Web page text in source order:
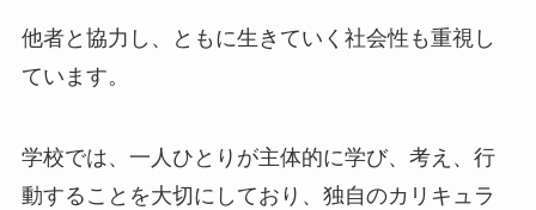
他者と協力し、ともに生きていく社会性も重視し
ています。
学校では、一人ひとりが主体的に学び、考え、行
動することを大切にしており、独自のカリキュラ